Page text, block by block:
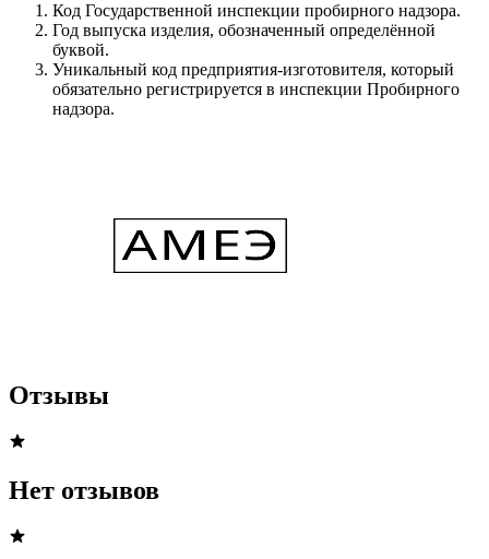
Код Государственной инспекции пробирного надзора.
Год выпуска изделия, обозначенный определённой
буквой.
Уникальный код предприятия-изготовителя, который
обязательно регистрируется в инспекции Пробирного
надзора.
Отзывы
Нет отзывов